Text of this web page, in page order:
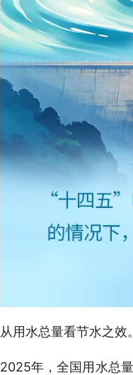
从用水总量看节水之效。
2025年，全国用水总